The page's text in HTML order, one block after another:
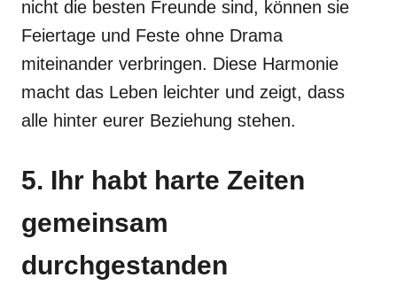
nicht die besten Freunde sind, können sie
Feiertage und Feste ohne Drama
miteinander verbringen. Diese Harmonie
macht das Leben leichter und zeigt, dass
alle hinter eurer Beziehung stehen.
5. Ihr habt harte Zeiten
gemeinsam
durchgestanden